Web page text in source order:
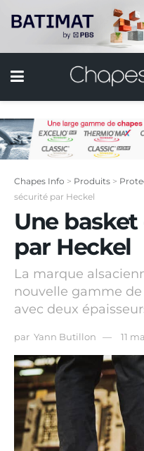
Chapes Info > Produits >
sécurité par Heckel
Une
par Heckel
La marque
nouvelle gamme
avec deux
par Yann Butillon 11